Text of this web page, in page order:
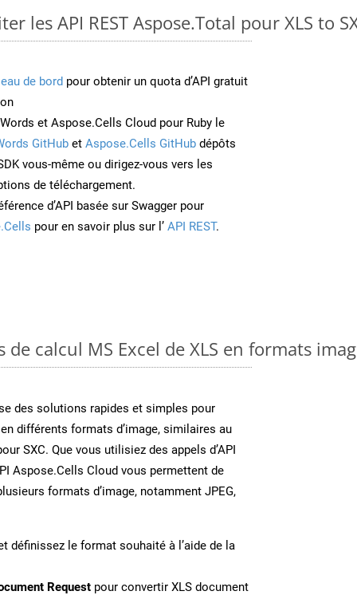
les API REST Aspose.Total pour XLS to
de bord pour obtenir un quota d’API gratuit
et Aspose.Cells Cloud pour Ruby le
GitHub et Aspose.Cells GitHub dépôts
vous-même ou dirigez-vous vers les
de téléchargement.
d’API basée sur Swagger pour
pour en savoir plus sur l’ API REST.
calcul MS Excel de XLS en formats
des solutions rapides et simples pour
différents formats d’image, similaires au
SXC. Que vous utilisiez des appels d’API
Aspose.Cells Cloud vous permettent de
formats d’image, notamment JPEG,
définissez le format souhaité à l’aide de la
Request pour convertir XLS document